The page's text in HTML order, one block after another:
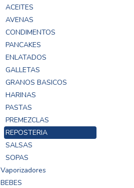
ACEITES
AVENAS
CONDIMENTOS
PANCAKES
ENLATADOS
GALLETAS
GRANOS BASICOS
HARINAS
PASTAS
PREMEZCLAS
REPOSTERIA
SALSAS
SOPAS
Vaporizadores
BEBES